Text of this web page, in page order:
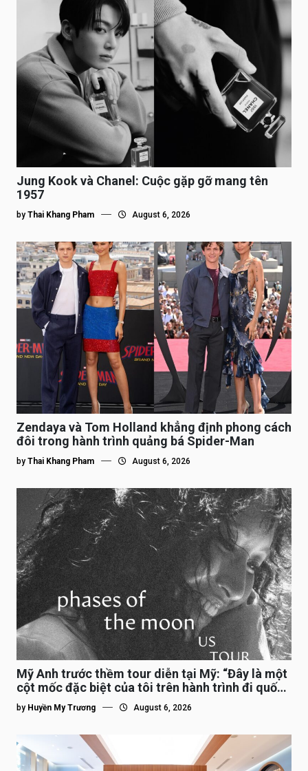
Jung Kook và Chanel: Cuộc gặp gỡ mang tên
1957
by Thai Khang Pham August 6, 2026
Zendaya và Tom Holland khẳng định phong cách
đôi trong hành trình quảng bá Spider-Man
by Thai Khang Pham August 6, 2026
Mỹ Anh trước thềm tour diễn tại Mỹ: “Đây là một
cột mốc đặc biệt của tôi trên hành trình đi quốc
tế”
by Huyền My Trương August 6, 2026